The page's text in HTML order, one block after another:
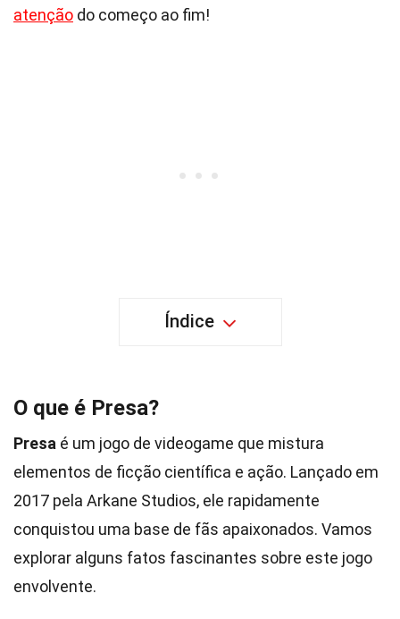
atenção do começo ao fim!
Índice
O que é Presa?
Presa é um jogo de videogame que mistura
elementos de ficção científica e ação. Lançado em
2017 pela Arkane Studios, ele rapidamente
conquistou uma base de fãs apaixonados. Vamos
explorar alguns fatos fascinantes sobre este jogo
envolvente.